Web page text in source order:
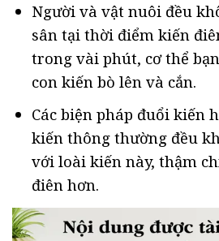
Người và vật nuôi đều
sân tại thời điểm kiến
trong vài phút, cơ thể
con kiến bò lên và cắn.
Các biện pháp đuổi kiến
kiến thông thường đều
với loài kiến này, thậm
điên hơn.